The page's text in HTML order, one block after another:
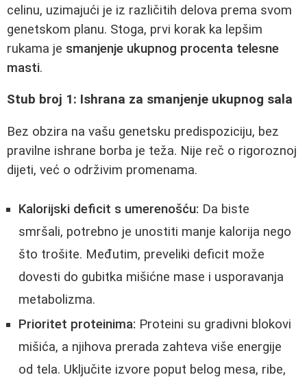
celinu, uzimajući je iz različitih delova prema svom
genetskom planu. Stoga, prvi korak ka lepšim
rukama je smanjenje ukupnog procenta telesne
masti.
Stub broj 1: Ishrana za smanjenje ukupnog sala
Bez obzira na vašu genetsku predispoziciju, bez
pravilne ishrane borba je teža. Nije reč o rigoroznoj
dijeti, već o održivim promenama.
Kalorijski deficit s umerenošću: Da biste
smršali, potrebno je unostiti manje kalorija nego
što trošite. Međutim, preveliki deficit može
dovesti do gubitka mišićne mase i usporavanja
metabolizma.
Prioritet proteinima: Proteini su gradivni blokovi
mišića, a njihova prerada zahteva više energije
od tela. Uključite izvore poput belog mesa, ribe,